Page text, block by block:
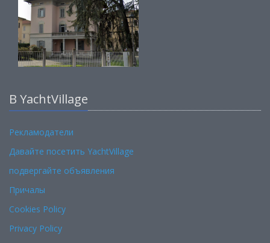
В YachtVillage
Рекламодатели
Давайте посетить YachtVillage
подвергайте объявления
Причалы
Cookies Policy
Privacy Policy